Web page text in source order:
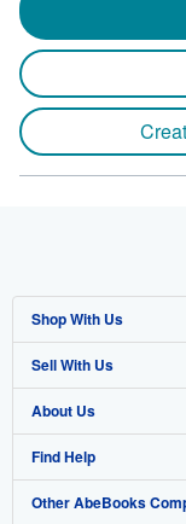
Shop With Us
Advanced Search
Browse Collections
My Account
My Orders
Sell With Us
Start Selling
Join Our Affiliate
Book Buyback
About Us
About AbeBooks
Media
Find Help
Help
Other AbeBooks